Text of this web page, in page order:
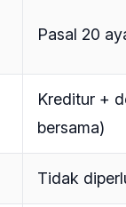
Pasal 20
Kreditur +
bersama)
Tidak